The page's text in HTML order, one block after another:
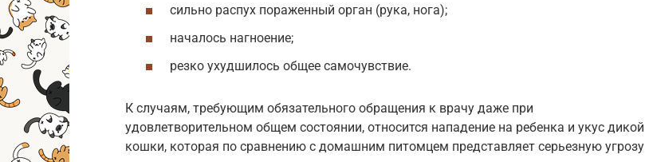
сильно распух пораженный орган (рука, нога);
началось нагноение;
резко ухудшилось общее самочувствие.
К случаям, требующим обязательного обращения к врачу даже при
удовлетворительном общем состоянии, относится нападение на ребенка и укус дикой
кошки, которая по сравнению с домашним питомцем представляет серьезную угрозу